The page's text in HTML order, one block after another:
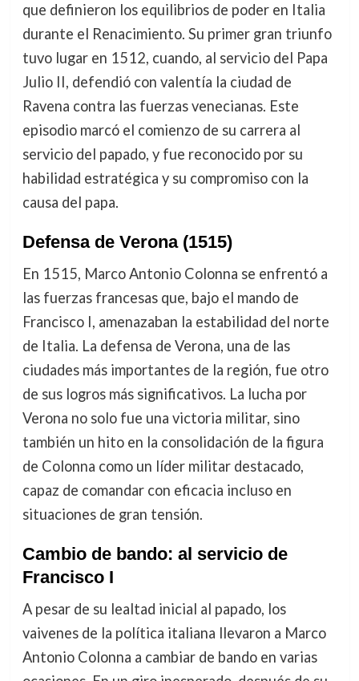
que definieron los equilibrios de poder en Italia
durante el Renacimiento. Su primer gran triunfo
tuvo lugar en 1512, cuando, al servicio del Papa
Julio II, defendió con valentía la ciudad de
Ravena contra las fuerzas venecianas. Este
episodio marcó el comienzo de su carrera al
servicio del papado, y fue reconocido por su
habilidad estratégica y su compromiso con la
causa del papa.
Defensa de Verona (1515)
En 1515, Marco Antonio Colonna se enfrentó a
las fuerzas francesas que, bajo el mando de
Francisco I, amenazaban la estabilidad del norte
de Italia. La defensa de Verona, una de las
ciudades más importantes de la región, fue otro
de sus logros más significativos. La lucha por
Verona no solo fue una victoria militar, sino
también un hito en la consolidación de la figura
de Colonna como un líder militar destacado,
capaz de comandar con eficacia incluso en
situaciones de gran tensión.
Cambio de bando: al servicio de
Francisco I
A pesar de su lealtad inicial al papado, los
vaivenes de la política italiana llevaron a Marco
Antonio Colonna a cambiar de bando en varias